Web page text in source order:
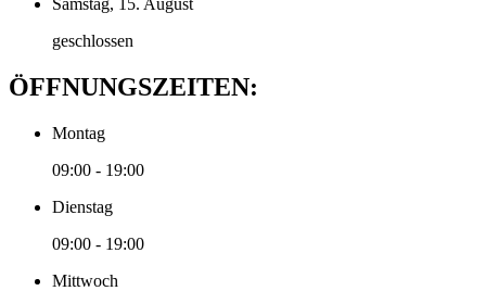
geschlossen
ÖFFNUNGSZEITEN:
Montag
09:00 - 19:00
Dienstag
09:00 - 19:00
Mittwoch